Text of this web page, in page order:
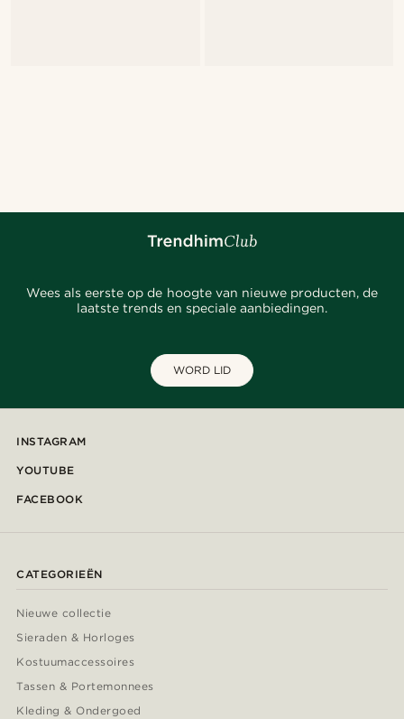
Wees als eerste op de hoogte van nieuwe producten, de
laatste trends en speciale aanbiedingen.
WORD LID
INSTAGRAM
YOUTUBE
FACEBOOK
CATEGORIEËN
Nieuwe collectie
Sieraden & Horloges
Kostuumaccessoires
Tassen & Portemonnees
Kleding & Ondergoed